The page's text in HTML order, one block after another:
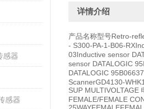
感器
感器
详情介绍
产品名称型号Retro-
- S300-PA-1-B06-
03Inductive sensor
sensor DATALOGIC
DATALOGIC
ScannerGD4130-
SUP MULTIVOLTAGE
FEMALE/FEMALE